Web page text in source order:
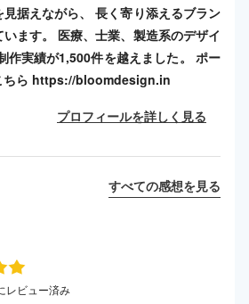
据えながら、 長く寄り添えるブラン
います。 医療、士業、製造系のデザイ
作実績が1,500件を越えました。 ポー
ちら https://bloomdesign.in
プロフィールを詳しく見る
すべての感想を見る
レビュー済み